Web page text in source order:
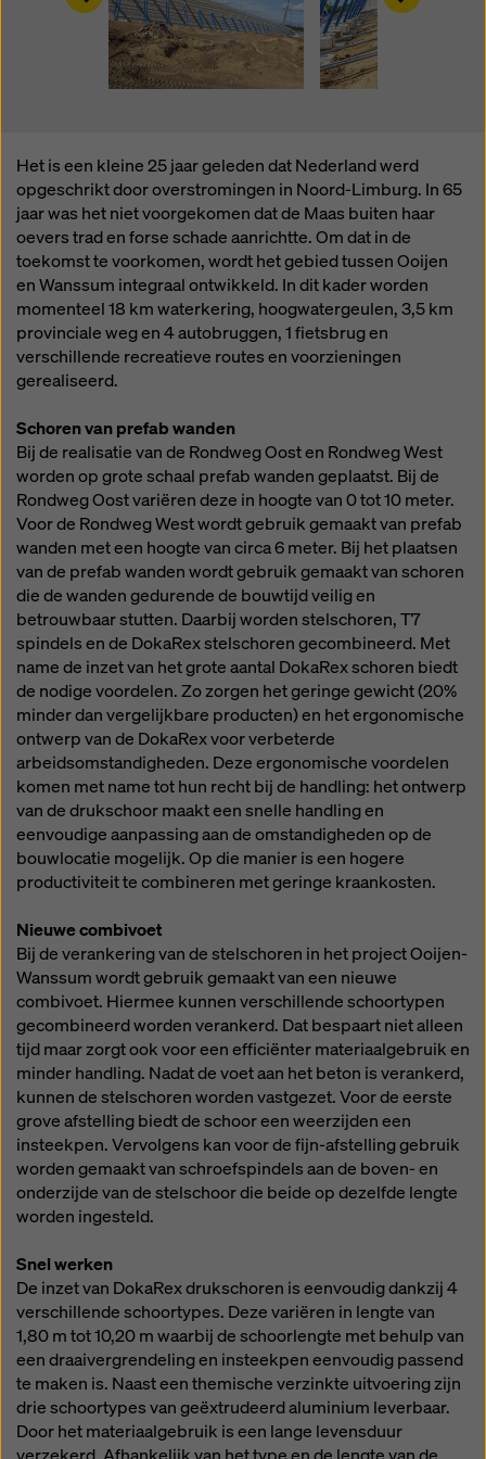
Het is een kleine 25 jaar geleden dat Nederland werd
opgeschrikt door overstromingen in Noord-Limburg. In 65
jaar was het niet voorgekomen dat de Maas buiten haar
oevers trad en forse schade aanrichtte. Om dat in de
toekomst te voorkomen, wordt het gebied tussen Ooijen
en Wanssum integraal ontwikkeld. In dit kader worden
momenteel 18 km waterkering, hoogwatergeulen, 3,5 km
provinciale weg en 4 autobruggen, 1 fietsbrug en
verschillende recreatieve routes en voorzieningen
gerealiseerd.
Schoren van prefab wanden
Bij de realisatie van de Rondweg Oost en Rondweg West
worden op grote schaal prefab wanden geplaatst. Bij de
Rondweg Oost variëren deze in hoogte van 0 tot 10 meter.
Voor de Rondweg West wordt gebruik gemaakt van prefab
wanden met een hoogte van circa 6 meter. Bij het plaatsen
van de prefab wanden wordt gebruik gemaakt van schoren
die de wanden gedurende de bouwtijd veilig en
betrouwbaar stutten. Daarbij worden stelschoren, T7
spindels en de DokaRex stelschoren gecombineerd. Met
name de inzet van het grote aantal DokaRex schoren biedt
de nodige voordelen. Zo zorgen het geringe gewicht (20%
minder dan vergelijkbare producten) en het ergonomische
ontwerp van de DokaRex voor verbeterde
arbeidsomstandigheden. Deze ergonomische voordelen
komen met name tot hun recht bij de handling: het ontwerp
van de drukschoor maakt een snelle handling en
eenvoudige aanpassing aan de omstandigheden op de
bouwlocatie mogelijk. Op die manier is een hogere
productiviteit te combineren met geringe kraankosten.
Nieuwe combivoet
Bij de verankering van de stelschoren in het project Ooijen-
Wanssum wordt gebruik gemaakt van een nieuwe
combivoet. Hiermee kunnen verschillende schoortypen
gecombineerd worden verankerd. Dat bespaart niet alleen
tijd maar zorgt ook voor een efficiënter materiaalgebruik en
minder handling. Nadat de voet aan het beton is verankerd,
kunnen de stelschoren worden vastgezet. Voor de eerste
grove afstelling biedt de schoor een weerzijden een
insteekpen. Vervolgens kan voor de fijn-afstelling gebruik
worden gemaakt van schroefspindels aan de boven- en
onderzijde van de stelschoor die beide op dezelfde lengte
worden ingesteld.
Snel werken
De inzet van DokaRex drukschoren is eenvoudig dankzij 4
verschillende schoortypes. Deze variëren in lengte van
1,80 m tot 10,20 m waarbij de schoorlengte met behulp van
een draaivergrendeling en insteekpen eenvoudig passend
te maken is. Naast een themische verzinkte uitvoering zijn
drie schoortypes van geëxtrudeerd aluminium leverbaar.
Door het materiaalgebruik is een lange levensduur